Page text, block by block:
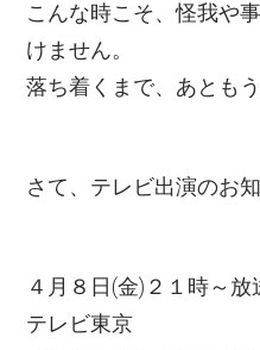
こんな時こそ、怪我や
けません。
落ち着くまで、あとも
さて、テレビ出演のお
４月８日(金)２１時～放
テレビ東京